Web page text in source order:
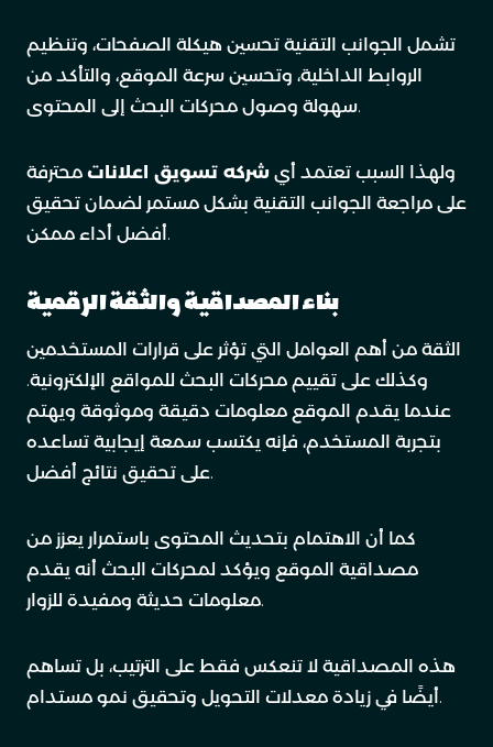
تشمل الجوانب التقنية تحسين هيكلة الصفحات، وتنظيم
الروابط الداخلية، وتحسين سرعة الموقع، والتأكد من
سهولة وصول محركات البحث إلى المحتوى.
ولهذا السبب تعتمد أي شركه تسويق اعلانات محترفة
على مراجعة الجوانب التقنية بشكل مستمر لضمان تحقيق
أفضل أداء ممكن.
بناء المصداقية والثقة الرقمية
الثقة من أهم العوامل التي تؤثر على قرارات المستخدمين
وكذلك على تقييم محركات البحث للمواقع الإلكترونية.
عندما يقدم الموقع معلومات دقيقة وموثوقة ويهتم
بتجربة المستخدم، فإنه يكتسب سمعة إيجابية تساعده
على تحقيق نتائج أفضل.
كما أن الاهتمام بتحديث المحتوى باستمرار يعزز من
مصداقية الموقع ويؤكد لمحركات البحث أنه يقدم
معلومات حديثة ومفيدة للزوار.
هذه المصداقية لا تنعكس فقط على الترتيب، بل تساهم
أيضًا في زيادة معدلات التحويل وتحقيق نمو مستدام.